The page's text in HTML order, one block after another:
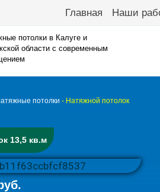
Главная Наши
потолки в Калуге и
области с современным
потолки - Натяжной потолок
13,5 кв.м